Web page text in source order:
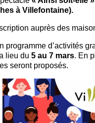
à Villefontaine).
auprès des
programme d’activités
lieu du 5 au 7 mars. En
seront proposés.